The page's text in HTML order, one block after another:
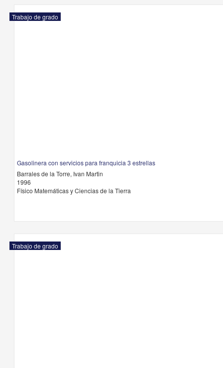
Trabajo de grado
Gasolinera con servicios para franquicia 3 estrellas
Barrales de la Torre, Ivan Martin
1996
Físico Matemáticas y Ciencias de la Tierra
Trabajo de grado